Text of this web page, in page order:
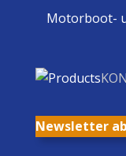
Motorboot-
Newsletter